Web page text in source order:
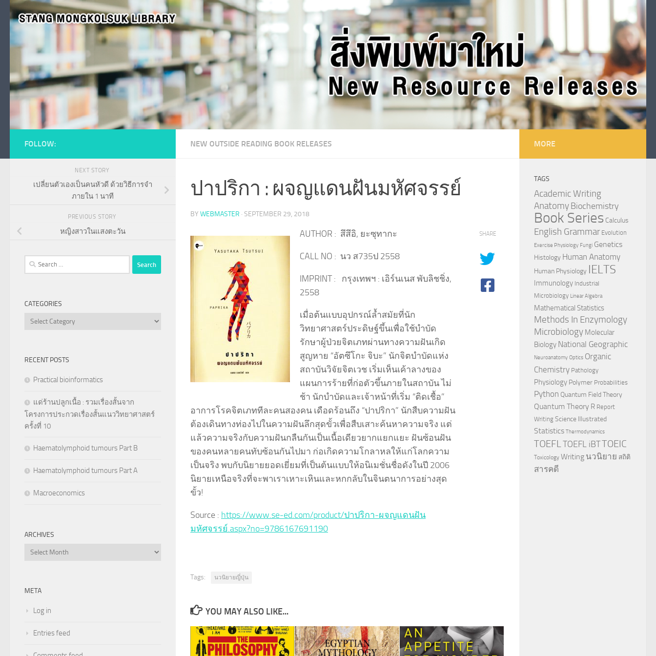
Skip to content
NEW OUTSIDE READING BOOK RELEASES
ปาปริกา : ผจญแดนฝันมหัศจรรย์
BY WEBMASTER · SEPTEMBER 29, 2018
AUTHOR : สึสึอิ, ยะซุทากะ
CALL NO : นว ส735ป 2558
IMPRINT : กรุงเทพฯ : เอิร์นเนส พับลิชชิ่ง,
2558
เมื่อต้นแบบอุปกรณ์ล้ำสมัยที่นัก
วิทยาศาสตร์ประดิษฐ์ขึ้นเพื่อใช้บำบัด
รักษาผู้ป่วยจิตเภทผ่านทางความฝันเกิด
สูญหาย “อัตซึโกะ จิบะ” นักจิตบำบัดแห่ง
สถาบันวิจัยจิตเวช เริ่มเห็นเค้าลางของ
แผนการร้ายที่ก่อตัวขึ้นภายในสถาบัน ไม่
ช้า นักบำบัดและเจ้าหน้าที่เริ่ม “ติดเชื้อ”
อาการโรคจิตเภททีละคนสองคน เดือดร้อนถึง “ปาปริกา” นักสืบความฝัน
ต้องเดินทางท่องไปในความฝันลึกสุดขั้วเพื่อสืบเสาะค้นหาความจริง แต่
แล้วความจริงกับความฝันกลืนกันเป็นเนื้อเดียวยากแยกแยะ ฝันซ้อนฝัน
ของคนหลายคนทับซ้อนกันไปมา ก่อเกิดความโกลาหลให้แก่โลกความ
เป็นจริง พบกับนิยายยอดเยี่ยมที่เป็นต้นแบบให้อนิเมชั่นชื่อดังในปี 2006
นิยายเหนือจริงที่จะพาเราเหาะเหินและหกกลับในจินตนาการอย่างสุด
ขั้ว!
Source : https://www.se-ed.com/product/ปาปริกา-ผจญแดนฝัน
มหัศจรรย์.aspx?no=9786167691190
SHARE
Tags: นวนิยายญี่ปุ่น
YOU MAY ALSO LIKE...
FOLLOW:
NEXT STORY
เปลี่ยนตัวเองเป็นคนหัวดี ด้วยวิธีการจำ
ภายใน 1 นาที
PREVIOUS STORY
หญิงสาวในแสงตะวัน
Search
for:
CATEGORIES
Categories
RECENT POSTS
Practical bioinformatics
แด่ร้านปลูกเนื้อ : รวมเรื่องสั้นจาก
โครงการประกวดเรื่องสั้นแนววิทยาศาสตร์
ครั้งที่ 10
Haematolymphoid tumours Part B
Haematolymphoid tumours Part A
Macroeconomics
ARCHIVES
Archives
META
Log in
Entries feed
MORE
TAGS
Academic Writing
AnatomyBiochemistry
Book Series Calculus
English Grammar Evolution
Exercise Physiology Fungi Genetics
Histology Human Anatomy
Human Physiology IELTS
Immunology Industrial
Microbiology Linear Algebra
Mathematical Statistics
Methods In Enzymology
Microbiology Molecular
Biology National Geographic
Neuroanatomy Optics Organic
Chemistry Pathology
Physiology Polymer Probabilities
Python Quantum Field Theory
Quantum Theory R Report
Writing Science Illustrated
Statistics Thermodynamics
TOEFL TOEFL iBTTOEIC
Toxicology Writing นวนิยาย สถิติ
สารคดี